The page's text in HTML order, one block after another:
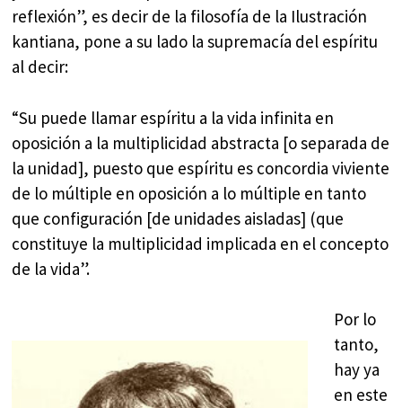
reflexión”, es decir de la filosofía de la Ilustración
kantiana, pone a su lado la supremacía del espíritu
al decir:
“Su puede llamar espíritu a la vida infinita en
oposición a la multiplicidad abstracta [o separada de
la unidad], puesto que espíritu es concordia viviente
de lo múltiple en oposición a lo múltiple en tanto
que configuración [de unidades aisladas] (que
constituye la multiplicidad implicada en el concepto
de la vida”.
Por lo
tanto,
hay ya
en este